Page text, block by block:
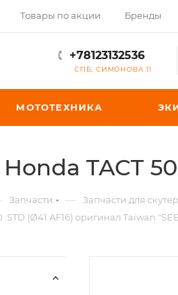
Товары по акции Бренды
+78123132536
СПБ, СИМОНОВА 11
МОТОТЕХНИКА
TACT 50
Запчасти — Запчасти для
(Ø41 AF16) оригинал Taiwan